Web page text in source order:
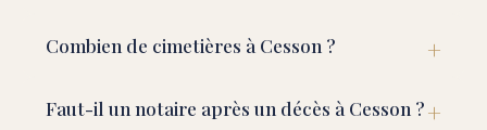
Combien de cimetières à Cesson ?
Faut-il un notaire après un décès à Cesson ?